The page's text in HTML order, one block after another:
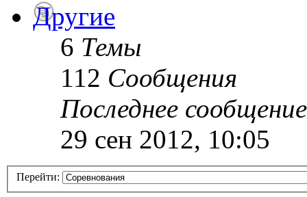
Другие
6 Темы
112 Сообщения
Последнее сообщение
29 сен 2012, 10:05
Перейти: